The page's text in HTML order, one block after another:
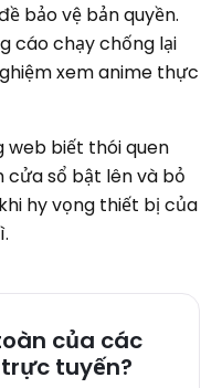
bảo vệ bản quyền.
cáo chạy chống lại
xem anime thực
web biết thói quen
cửa sổ bật lên và bỏ
hy vọng thiết bị của
của các
tuyến?